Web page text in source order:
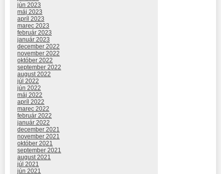
jún 2023
máj 2023
apríl 2023
marec 2023
február 2023
január 2023
december 2022
november 2022
október 2022
september 2022
august 2022
júl 2022
jún 2022
máj 2022
apríl 2022
marec 2022
február 2022
január 2022
december 2021
november 2021
október 2021
september 2021
august 2021
júl 2021
jún 2021